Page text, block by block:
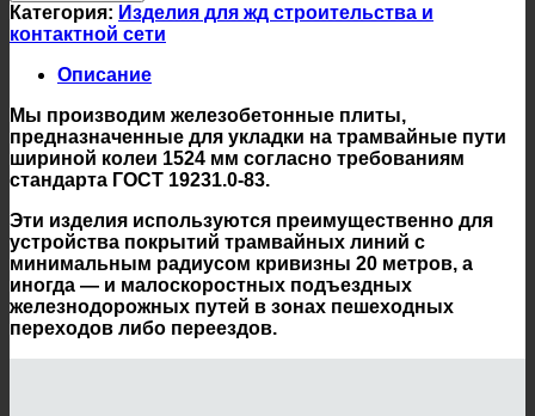
Категория: Изделия для жд строительства и
контактной сети
Описание
Мы производим железобетонные плиты,
предназначенные для укладки на трамвайные пути
шириной колеи 1524 мм согласно требованиям
стандарта ГОСТ 19231.0-83.
Эти изделия используются преимущественно для
устройства покрытий трамвайных линий с
минимальным радиусом кривизны 20 метров, а
иногда — и малоскоростных подъездных
железнодорожных путей в зонах пешеходных
переходов либо переездов.